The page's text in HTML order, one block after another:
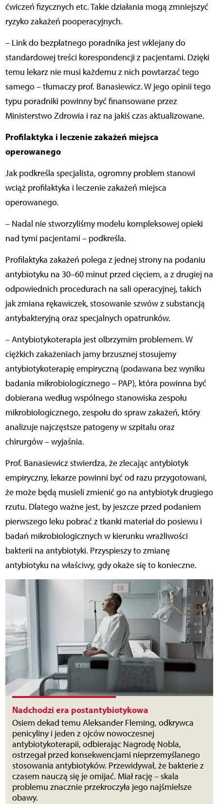
ćwiczeń fizycznych etc. Takie działania mogą zmniejszyć
ryzyko zakażeń pooperacyjnych.
– Link do bezpłatnego poradnika jest wklejany do
standardowej treści korespondencji z pacjentami. Dzięki
temu lekarz nie musi każdemu z nich powtarzać tego
samego – tłumaczy prof. Banasiewicz. W jego opinii tego
typu poradniki powinny być finansowane przez
Ministerstwo Zdrowia i raz na jakiś czas aktualizowane.
Profilaktyka i leczenie zakażeń miejsca
operowanego
Jak podkreśla specjalista, ogromny problem stanowi
wciąż profilaktyka i leczenie zakażeń miejsca
operowanego.
– Nadal nie stworzyliśmy modelu kompleksowej opieki
nad tymi pacjentami – podkreśla.
Profilaktyka zakażeń polega z jednej strony na podaniu
antybiotyku na 30–60 minut przed cięciem, a z drugiej na
odpowiednich procedurach na sali operacyjnej, takich
jak zmiana rękawiczek, stosowanie szwów z substancją
antybakteryjną oraz specjalnych opatrunków.
– Antybiotykoterapia jest olbrzymim problemem. W
ciężkich zakażeniach jamy brzusznej stosujemy
antybiotykoterapię empiryczną (podawana bez wyniku
badania mikrobiologicznego – PAP), która powinna być
dobierana według wspólnego stanowiska zespołu
mikrobiologicznego, zespołu do spraw zakażeń, który
analizuje najczęstsze patogeny w szpitalu oraz
chirurgów – wyjaśnia.
Prof. Banasiewicz stwierdza, że zlecając antybiotyk
empiryczny, lekarze powinni być od razu przygotowani,
że może będą musieli zmienić go na antybiotyk drugiego
rzutu. Dlatego ważne jest, by jeszcze przed podaniem
pierwszego leku pobrać z tkanki materiał do posiewu i
badań mikrobiologicznych w kierunku wrażliwości
bakterii na antybiotyki. Przyspieszy to zmianę
antybiotyku na właściwy, gdy okaże się to konieczne.
Nadchodzi era postantybiotykowa
Osiem dekad temu Aleksander Fleming, odkrywca
penicyliny i jeden z ojców nowoczesnej
antybiotykoterapii, odbierając Nagrodę Nobla,
ostrzegał przed konsekwencjami nieprzemyślanego
stosowania antybiotyków. Przewidywał, że bakterie z
czasem nauczą się je omijać. Miał rację – skala
problemu znacznie przekroczyła jego najśmielsze
obawy.